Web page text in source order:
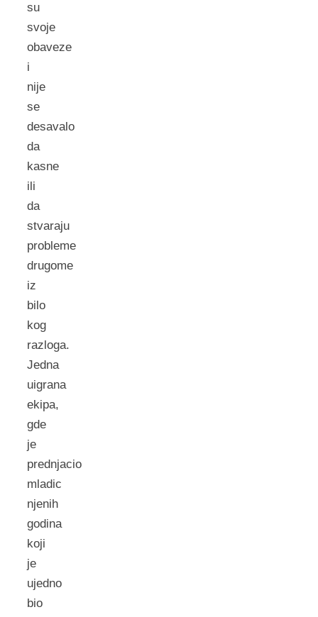
su
svoje
obaveze
i
nije
se
desavalo
da
kasne
ili
da
stvaraju
probleme
drugome
iz
bilo
kog
razloga.
Jedna
uigrana
ekipa,
gde
je
prednjacio
mladic
njenih
godina
koji
je
ujedno
bio